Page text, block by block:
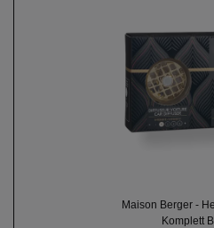
Maison Berger -
Komplett